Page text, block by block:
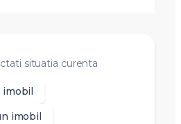
situatia curenta
imobil
imobil